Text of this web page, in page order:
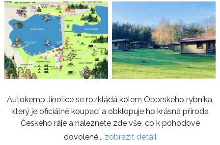
Autokemp Jinolice se rozkládá kolem Oborského rybníka,
který je oficiálně koupací a obklopuje ho krásná příroda
Českého ráje a naleznete zde vše, co k pohodové
dovolené... zobrazit detail